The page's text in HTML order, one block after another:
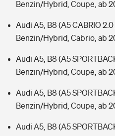
Benzin/Hybrid, Coupe, ab
Audi A5, B8 (A5 CABRIO
Benzin/Hybrid, Cabrio, ab
Audi A5, B8 (A5
Benzin/Hybrid, Coupe, ab
Audi A5, B8 (A5
Benzin/Hybrid, Coupe, ab
Audi A5, B8 (A5